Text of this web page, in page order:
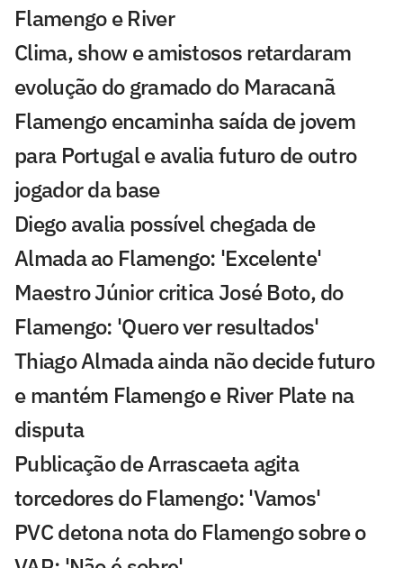
Flamengo e River
Clima, show e amistosos retardaram
evolução do gramado do Maracanã
Flamengo encaminha saída de jovem
para Portugal e avalia futuro de outro
jogador da base
Diego avalia possível chegada de
Almada ao Flamengo: 'Excelente'
Maestro Júnior critica José Boto, do
Flamengo: 'Quero ver resultados'
Thiago Almada ainda não decide futuro
e mantém Flamengo e River Plate na
disputa
Publicação de Arrascaeta agita
torcedores do Flamengo: 'Vamos'
PVC detona nota do Flamengo sobre o